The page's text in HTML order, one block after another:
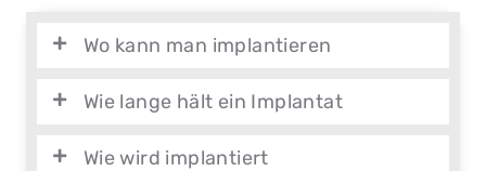
Wo kann man implantieren
Wie lange hält ein Implantat
Wie wird implantiert